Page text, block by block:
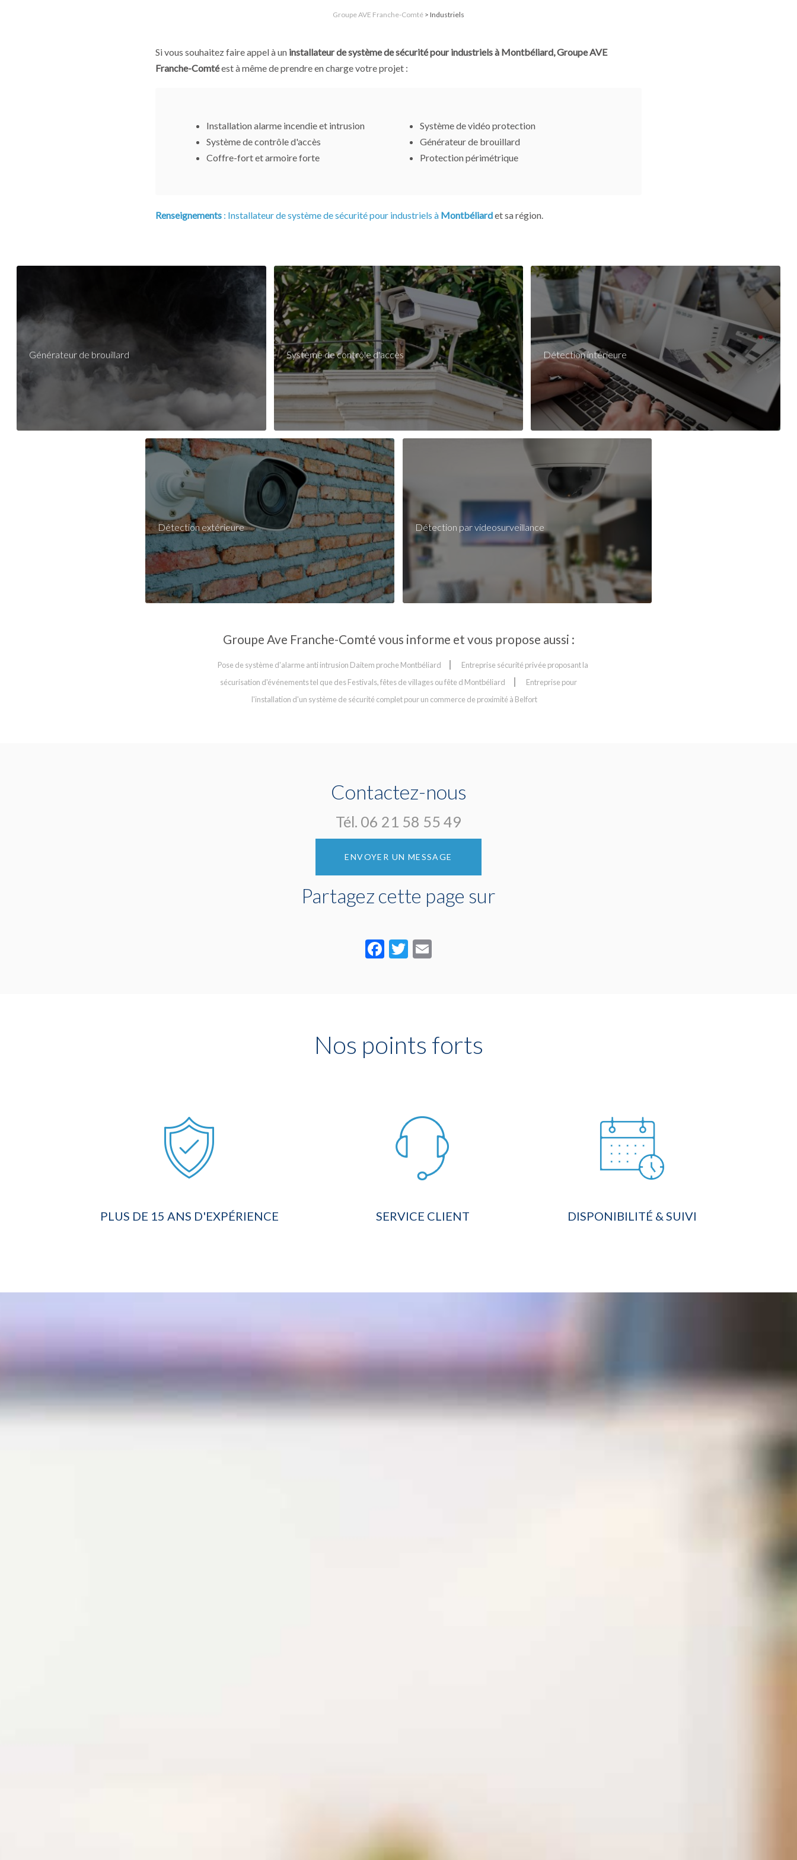
Groupe AVE Franche-Comté > Industriels
Si vous souhaitez faire appel à un installateur de système de sécurité pour industriels à Montbéliard, Groupe AVE
Franche-Comtéest à même de prendre en charge votre projet :
Installation alarme incendie et intrusion
Système de vidéo protection
Système de contrôle d'accès
Générateur de brouillard
Coffre-fort et armoire forte
Protection périmétrique
Renseignements : Installateur de système de sécurité pour industriels à Montbéliardet sa région.
Générateur de brouillard Système de contrôle d'accès Détection intérieure
Détection extérieure Détection par videosurveillance
Groupe Ave Franche-Comté vous informe et vous propose aussi :
Pose de système d'alarme anti intrusion Daitem proche Montbéliard
Entreprise sécurité privée proposant la
sécurisation d'événements tel que des Festivals, fêtes de villages ou fête d Montbéliard
Entreprise pour
l'installation d'un système de sécurité complet pour un commerce de proximité à Belfort
Contactez-nous
Tél. 06 21 58 55 49
ENVOYER UN MESSAGE
Partagez cette page sur
Facebook
Twitter
Nos points forts
PLUS DE 15 ANS D'EXPÉRIENCE SERVICE CLIENT DISPONIBILITÉ & SUIVI